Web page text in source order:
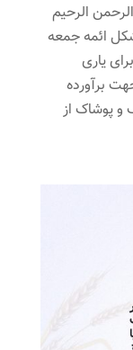
الرحیم
ائمه جمعه
یاری
برآورده
و پوشاک از